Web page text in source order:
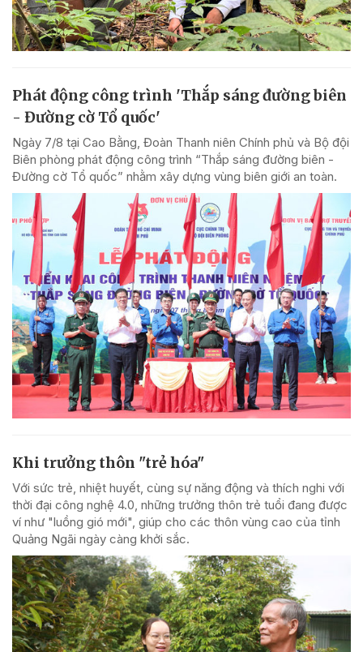
Phát động công trình 'Thắp sáng đường biên
- Đường cờ Tổ quốc'
Ngày 7/8 tại Cao Bằng, Đoàn Thanh niên Chính phủ và Bộ đội
Biên phòng phát động công trình “Thắp sáng đường biên -
Đường cờ Tổ quốc” nhằm xây dựng vùng biên giới an toàn.
Khi trưởng thôn "trẻ hóa"
Với sức trẻ, nhiệt huyết, cùng sự năng động và thích nghi với
thời đại công nghệ 4.0, những trưởng thôn trẻ tuổi đang được
ví như "luồng gió mới", giúp cho các thôn vùng cao của tỉnh
Quảng Ngãi ngày càng khởi sắc.